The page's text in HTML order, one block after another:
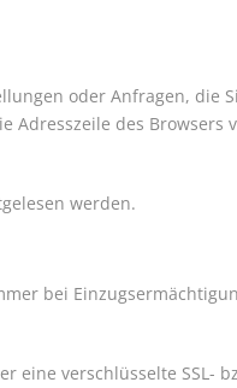
oder Anfragen, die
Adresszeile des Browsers
werden.
bei
verschlüsselte SSL-